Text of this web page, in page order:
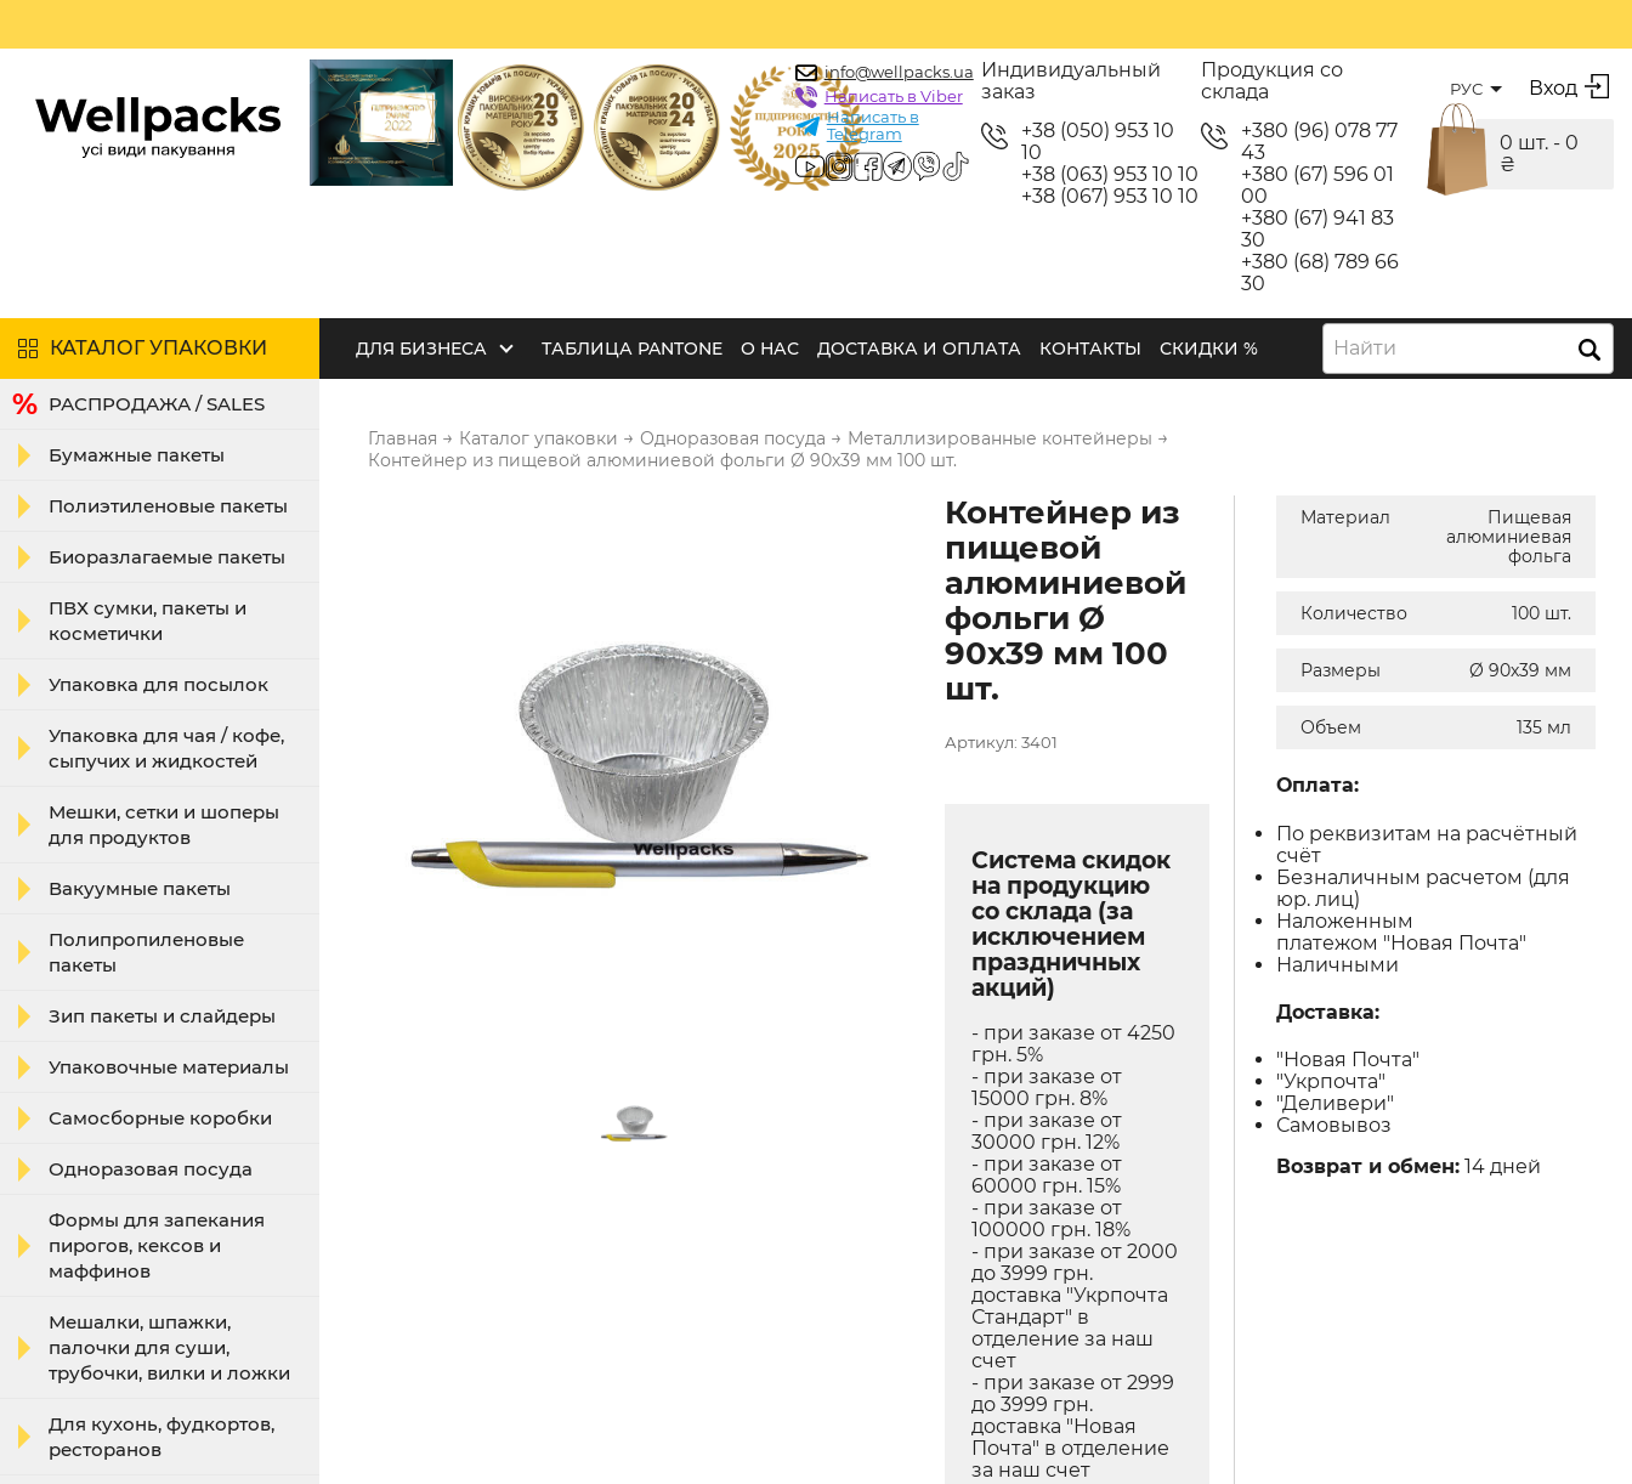
info@wellpacks.ua
Написать в Viber
Написать в
Telegram
Индивидуальный
заказ
+38 (050) 953 10
10
+38 (063) 953 10 10
+38 (067) 953 10 10
Продукция со
склада
+380 (96) 078 77
43
+380 (67) 596 01
00
+380 (67) 941 83
30
+380 (68) 789 66
30
РУС Вход
0 шт. - 0
₴
КАТАЛОГ УПАКОВКИ ДЛЯ БИЗНЕСА ТАБЛИЦА PANTONE О НАС ДОСТАВКА И ОПЛАТА КОНТАКТЫ СКИДКИ % Найти
РАСПРОДАЖА / SALES
Бумажные пакеты
Полиэтиленовые пакеты
Биоразлагаемые пакеты
ПВХ сумки, пакеты и
косметички
Упаковка для посылок
Упаковка для чая / кофе,
сыпучих и жидкостей
Мешки, сетки и шоперы
для продуктов
Вакуумные пакеты
Полипропиленовые
пакеты
Зип пакеты и слайдеры
Упаковочные материалы
Самосборные коробки
Одноразовая посуда
Формы для запекания
пирогов, кексов и
маффинов
Мешалки, шпажки,
палочки для суши,
трубочки, вилки и ложки
Для кухонь, фудкортов,
ресторанов
Главная → Каталог упаковки → Одноразовая посуда → Металлизированные контейнеры →
Контейнер из пищевой алюминиевой фольги Ø 90х39 мм 100 шт.
Контейнер из
пищевой
алюминиевой
фольги Ø
90х39 мм 100
шт.
Артикул: 3401
Система скидок
на продукцию
со склада (за
исключением
праздничных
акций)
- при заказе от 4250
грн. 5%
- при заказе от
15000 грн. 8%
- при заказе от
30000 грн. 12%
- при заказе от
60000 грн. 15%
- при заказе от
100000 грн. 18%
- при заказе от 2000
до 3999 грн.
доставка "Укрпочта
Стандарт" в
отделение за наш
счет
- при заказе от 2999
до 3999 грн.
доставка "Новая
Почта" в отделение
за наш счет
Материал
Пищевая
алюминиевая
фольга
Количество 100 шт.
Размеры Ø 90х39 мм
Объем 135 мл
Оплата:
По реквизитам на расчётный
счёт
Безналичным расчетом (для
юр. лиц)
Наложенным
платежом "Новая Почта"
Наличными
Доставка:
"Новая Почта"
"Укрпочта"
"Деливери"
Самовывоз
Возврат и обмен: 14 дней